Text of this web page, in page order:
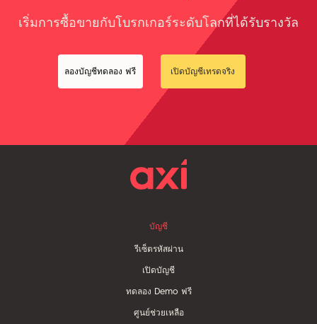
เริ่มการซื้อขายกับโบรกเกอร์ระดับโลกที่ได้รับรางวัล
ลองบัญชีทดลอง ฟรี เปิดบัญชีเทรดจริง
บัญชี
รีเซ็ตรหัสผ่าน
เปิดบัญชี
ทดลอง Demo ฟรี
ศูนย์ช่วยเหลือ